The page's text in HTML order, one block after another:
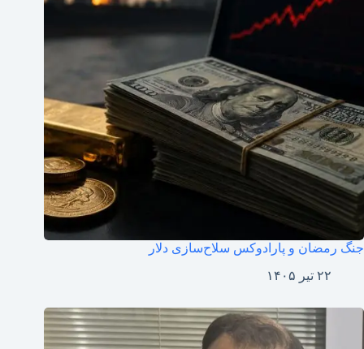
جنگ رمضان و پارادوکس سلاح‌سازی دلار
۲۲ تیر ۱۴۰۵